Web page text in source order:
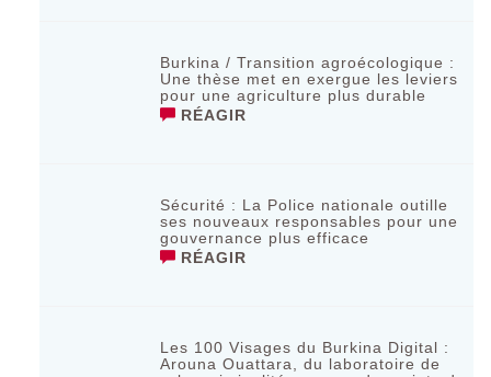
Burkina / Transition agroécologique :
Une thèse met en exergue les leviers
pour une agriculture plus durable
RÉAGIR
Sécurité : La Police nationale outille
ses nouveaux responsables pour une
gouvernance plus efficace
RÉAGIR
Les 100 Visages du Burkina Digital :
Arouna Ouattara, du laboratoire de